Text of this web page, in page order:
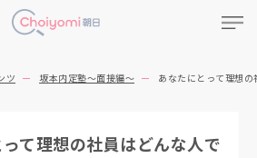
ツ 坂本内定塾～面接編～ あなたにとって理想
て理想の社員はどんな人で